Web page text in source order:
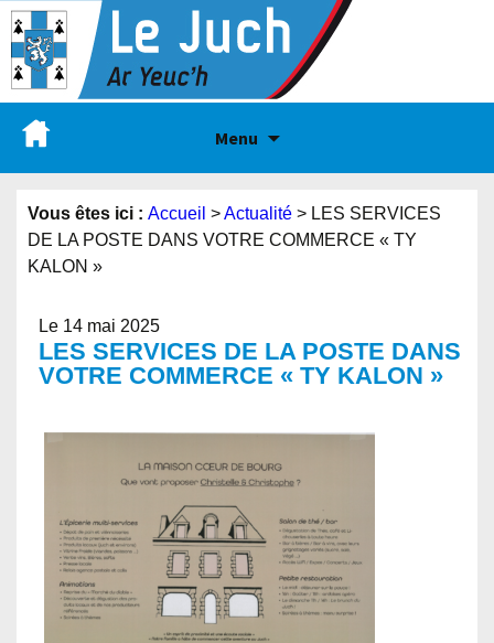
Menu
Vous êtes ici : Accueil >Actualité > LES SERVICES
DE LA POSTE DANS VOTRE COMMERCE « TY
KALON »
Le 14 mai 2025
LES SERVICES DE LA POSTE DANS
VOTRE COMMERCE « TY KALON »